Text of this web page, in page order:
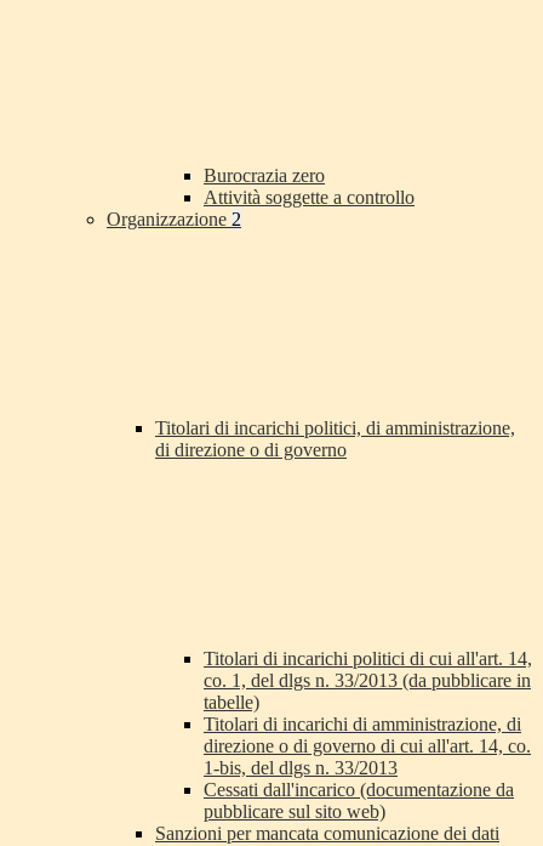
Burocrazia zero
Attività soggette a controllo
Organizzazione 2
Titolari di incarichi politici, di amministrazione,
di direzione o di governo
Titolari di incarichi politici di cui all'art. 14,
co. 1, del dlgs n. 33/2013 (da pubblicare in
tabelle)
Titolari di incarichi di amministrazione, di
direzione o di governo di cui all'art. 14, co.
1-bis, del dlgs n. 33/2013
Cessati dall'incarico (documentazione da
pubblicare sul sito web)
Sanzioni per mancata comunicazione dei dati